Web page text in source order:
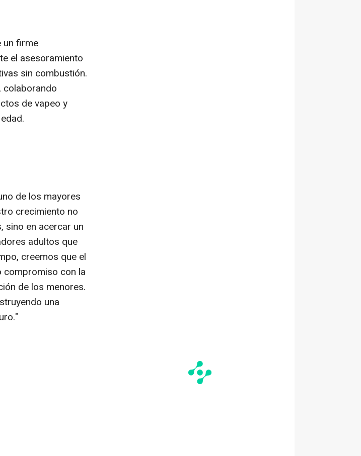
un firme
el asesoramiento
sin combustión.
colaborando
de vapeo y
de los mayores
crecimiento no
sino en acercar un
adultos que
creemos que el
compromiso con la
de los menores.
una